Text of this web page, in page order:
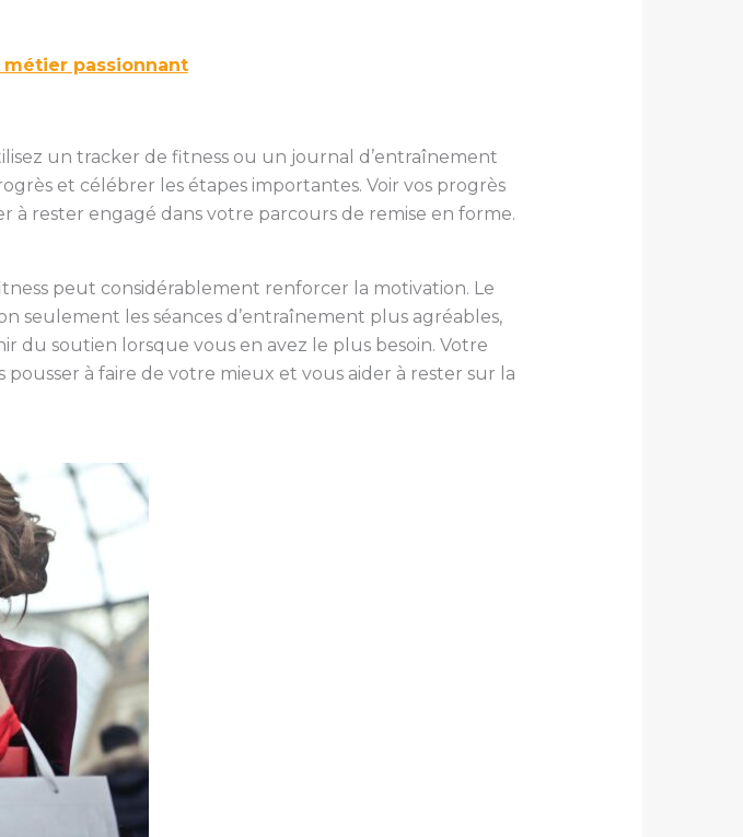
passionnant
un tracker de fitness ou un journal d’entraînement
et célébrer les étapes importantes. Voir vos progrès
rester engagé dans votre parcours de remise en forme.
peut considérablement renforcer la motivation. Le
seulement les séances d’entraînement plus agréables,
du soutien lorsque vous en avez le plus besoin. Votre
à faire de votre mieux et vous aider à rester sur la